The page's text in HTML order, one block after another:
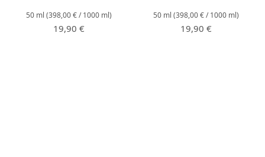
50 ml (398,00 € / 1000 ml)
Prezzo normale:
19,90 €
50 ml (398,00 € / 1000 ml)
Prezzo normale:
19,90 €